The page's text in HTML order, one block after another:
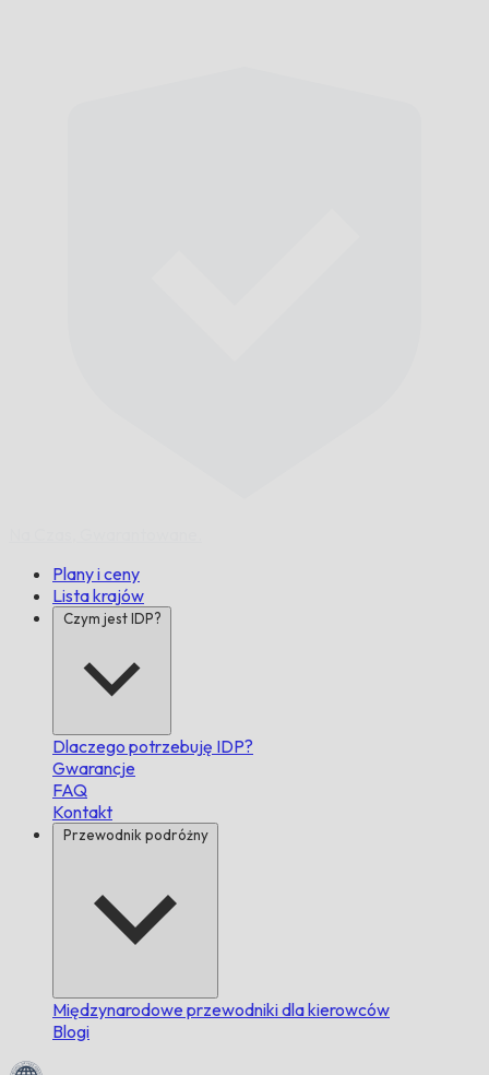
Plany i ceny
Lista krajów
Czym jest IDP?
Dlaczego potrzebuję IDP?
Gwarancje
FAQ
Kontakt
Przewodnik podróżny
Międzynarodowe przewodniki dla kierowców
Blogi